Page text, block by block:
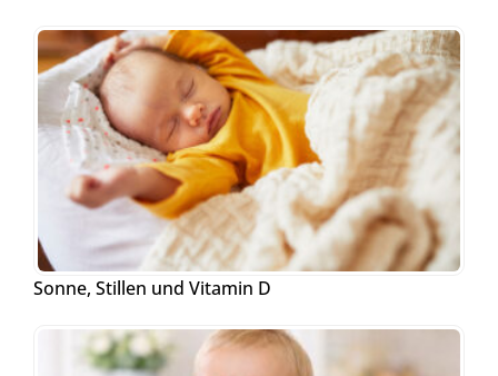
Sonne, Stillen und Vitamin D